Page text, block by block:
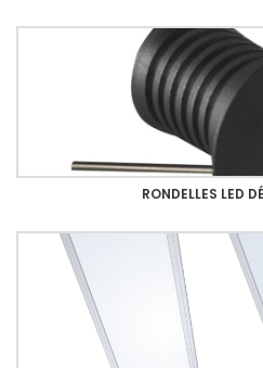
RONDELLES LED